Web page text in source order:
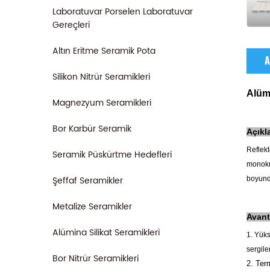
Laboratuvar Porselen Laboratuvar
Gereçleri
Altın Eritme Seramik Pota
Silikon Nitrür Seramikleri
Magnezyum Seramikleri
Bor Karbür Seramik
Seramik Püskürtme Hedefleri
Şeffaf Seramikler
Metalize Seramikler
Alümina Silikat Seramikleri
Bor Nitrür Seramikleri
1.
2.